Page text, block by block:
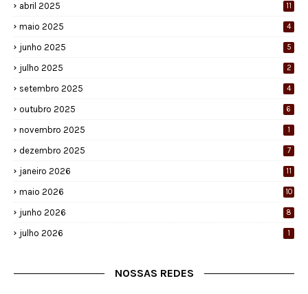
abril 2025 11
maio 2025 4
junho 2025 5
julho 2025 2
setembro 2025 4
outubro 2025 6
novembro 2025 1
dezembro 2025 7
janeiro 2026 11
maio 2026 10
junho 2026 8
julho 2026 1
NOSSAS REDES